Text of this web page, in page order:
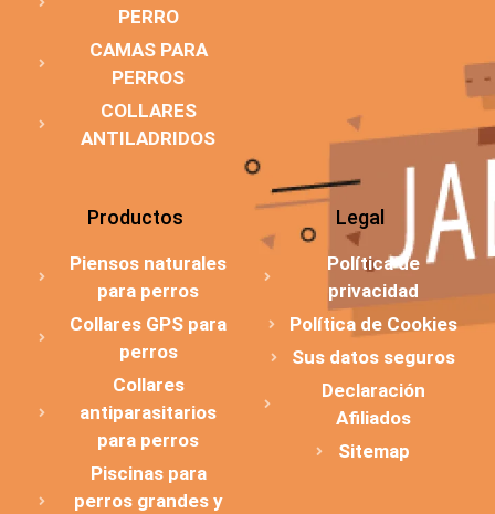
PERRO
CAMAS PARA
PERROS
COLLARES
ANTILADRIDOS
Productos
Piensos naturales
para perros
Collares GPS para
perros
Collares
antiparasitarios
para perros
Piscinas para
perros grandes y
Legal
Política de
privacidad
Política de Cookies
Sus datos seguros
Declaración
Afiliados
Sitemap